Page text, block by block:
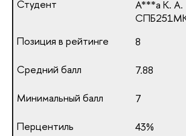
А***а К. А.
8
7.88
7
43%